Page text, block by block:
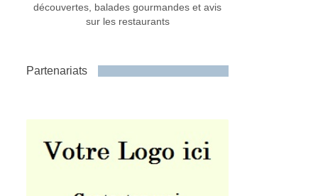
découvertes, balades gourmandes et avis
sur les restaurants
Partenariats